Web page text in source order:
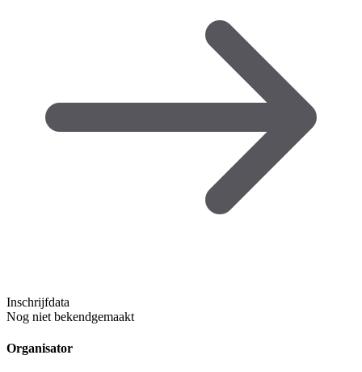
Inschrijfdata
Nog niet bekendgemaakt
Organisator